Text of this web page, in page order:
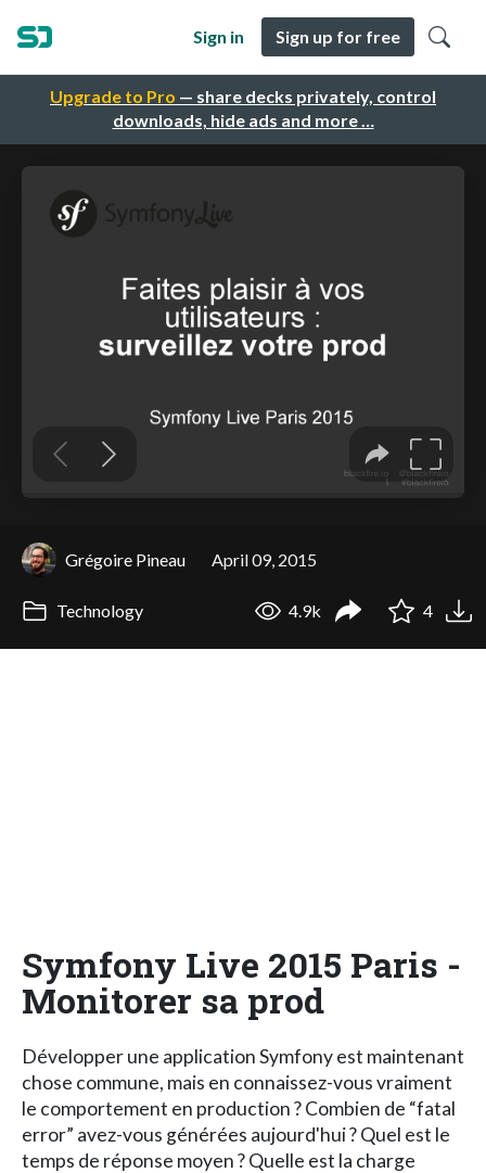
Upgrade to Pro — share decks privately, control
downloads, hide ads and more …
Sign in Sign up for free
Grégoire Pineau April 09, 2015
Technology 4.9k 4
Symfony Live 2015 Paris -
Monitorer sa prod
Développer une application Symfony est maintenant
chose commune, mais en connaissez-vous vraiment
le comportement en production ? Combien de “fatal
error” avez-vous générées aujourd'hui ? Quel est le
temps de réponse moyen ? Quelle est la charge